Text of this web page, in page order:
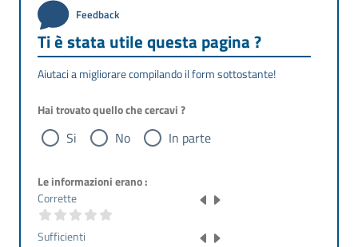
Feedback
Ti è stata utile questa pagina ?
Aiutaci a migliorare compilando il form sottostante!
Hai trovato quello che cercavi ?
Si No In parte
Le informazioni erano :
Corrette
Sufficienti